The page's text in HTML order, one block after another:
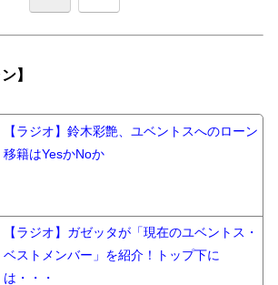
】
【ラジオ】鈴木彩艶、ユベントスへのローン
移籍はYesかNoか
【ラジオ】ガゼッタが「現在のユベントス・
ベストメンバー」を紹介！トップ下に
は・・・